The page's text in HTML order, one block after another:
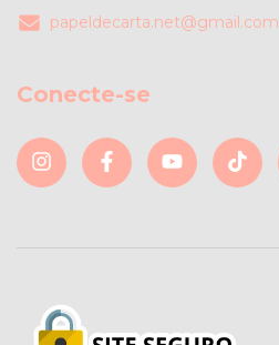
papeldecarta.net@gmail.com
Conecte-se